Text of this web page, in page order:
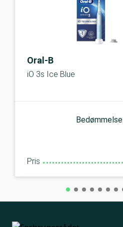
Oral-B
iO 3s Ice Blue
Bedømmelse
Pris